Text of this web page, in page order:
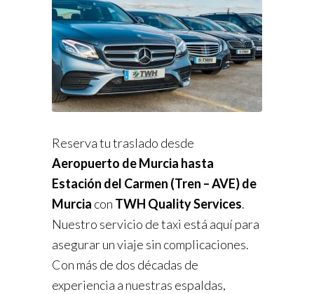
Reserva tu traslado desde
Aeropuerto de Murcia hasta
Estación del Carmen (Tren – AVE) de
Murcia con TWH Quality Services.
Nuestro servicio de taxi está aquí para
asegurar un viaje sin complicaciones.
Con más de dos décadas de
experiencia a nuestras espaldas,